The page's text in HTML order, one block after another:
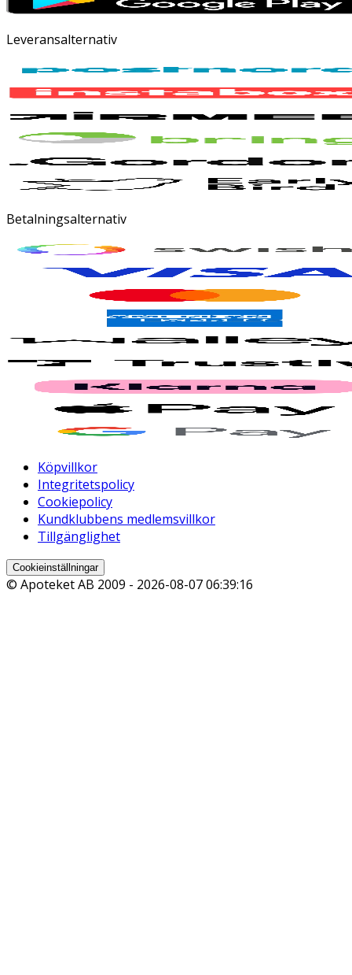
Leveransalternativ
Betalningsalternativ
Köpvillkor
Integritetspolicy
Cookiepolicy
Kundklubbens medlemsvillkor
Tillgänglighet
Cookieinställningar
© Apoteket AB 2009 - 2026-08-07 06:39:16